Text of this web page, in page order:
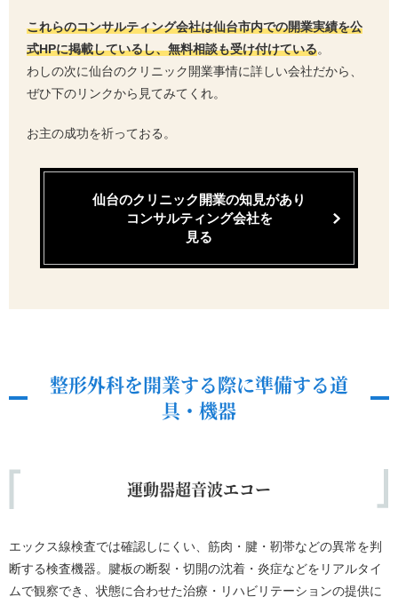
これらのコンサルティング会社は仙台市内での開業実績を公
式HPに掲載しているし、無料相談も受け付けている。
わしの次に仙台のクリニック開業事情に詳しい会社だから、
ぜひ下のリンクから見てみてくれ。
お主の成功を祈っておる。
仙台のクリニック開業の知見があり
コンサルティング会社を
見る
整形外科を開業する際に準備する道
具・機器
運動器超音波エコー
エックス線検査では確認しにくい、筋肉・腱・靭帯などの異常を判
断する検査機器。腱板の断裂・切開の沈着・炎症などをリアルタイ
ムで観察でき、状態に合わせた治療・リハビリテーションの提供に